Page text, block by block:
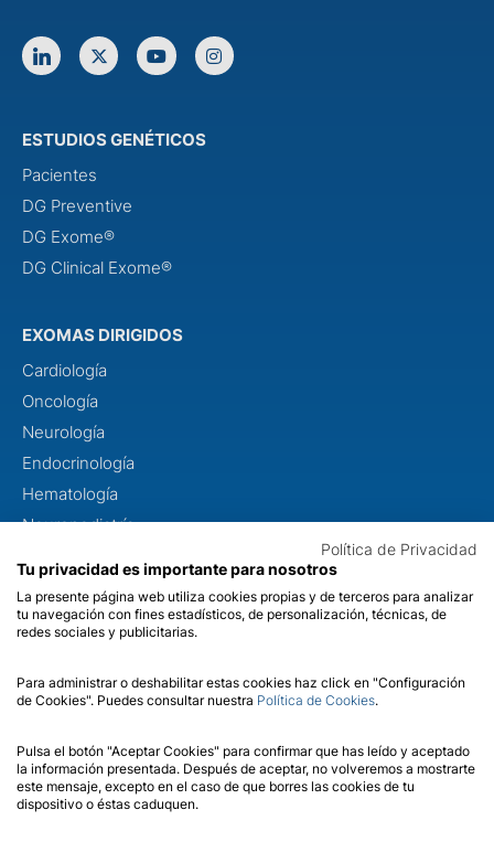
ESTUDIOS GENÉTICOS
Pacientes
DG Preventive
DG Exome®
DG Clinical Exome®
EXOMAS DIRIGIDOS
Cardiología
Oncología
Neurología
Endocrinología
Hematología
Neuropediatría
Metabolopatías
Otorrinolaringología
Sobre nosotros
Calidad
Contacto
Política de Privacidad
Tu privacidad es importante para nosotros
La presente página web utiliza cookies propias y de terceros para analizar
tu navegación con fines estadísticos, de personalización, técnicas, de
redes sociales y publicitarias.
Para administrar o deshabilitar estas cookies haz click en "Configuración
de Cookies". Puedes consultar nuestra Política de Cookies.
Pulsa el botón "Aceptar Cookies" para confirmar que has leído y aceptado
la información presentada. Después de aceptar, no volveremos a mostrarte
este mensaje, excepto en el caso de que borres las cookies de tu
dispositivo o éstas caduquen.